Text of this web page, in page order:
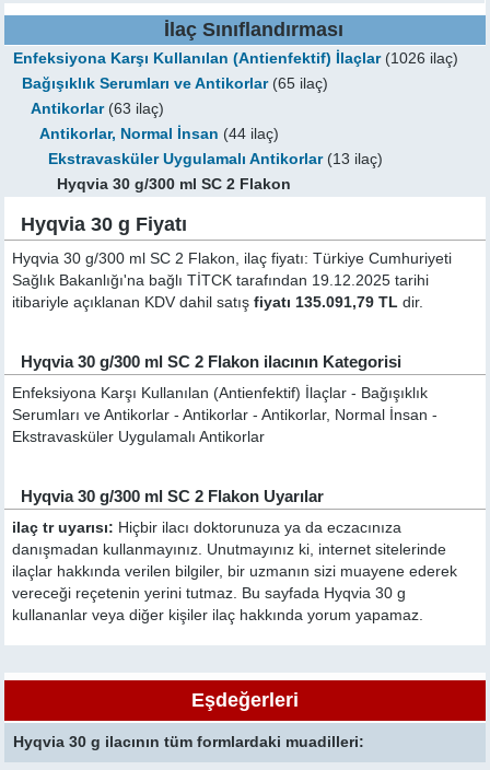
İlaç Sınıflandırması
Enfeksiyona Karşı Kullanılan (Antienfektif) İlaçlar(1026 ilaç)
Bağışıklık Serumları ve Antikorlar(65 ilaç)
Antikorlar(63 ilaç)
Antikorlar, Normal İnsan (44 ilaç)
Ekstravasküler Uygulamalı Antikorlar(13 ilaç)
Hyqvia 30 g/300 ml SC 2 Flakon
Hyqvia 30 g Fiyatı
Hyqvia 30 g/300 ml SC 2 Flakon, ilaç fiyatı: Türkiye Cumhuriyeti
Sağlık Bakanlığı'na bağlı TİTCK tarafından 19.12.2025 tarihi
itibariyle açıklanan KDV dahil satışfiyatı 135.091,79 TL dir.
Hyqvia 30 g/300 ml SC 2 Flakon ilacının Kategorisi
Enfeksiyona Karşı Kullanılan (Antienfektif) İlaçlar - Bağışıklık
Serumları ve Antikorlar - Antikorlar - Antikorlar, Normal İnsan -
Ekstravasküler Uygulamalı Antikorlar
Hyqvia 30 g/300 ml SC 2 Flakon Uyarılar
ilaç tr uyarısı: Hiçbir ilacı doktorunuza ya da eczacınıza
danışmadan kullanmayınız. Unutmayınız ki, internet sitelerinde
ilaçlar hakkında verilen bilgiler, bir uzmanın sizi muayene ederek
vereceği reçetenin yerini tutmaz. Bu sayfada Hyqvia 30 g
kullananlar veya diğer kişiler ilaç hakkında yorum yapamaz.
Eşdeğerleri
Hyqvia 30 g ilacının tüm formlardaki muadilleri: